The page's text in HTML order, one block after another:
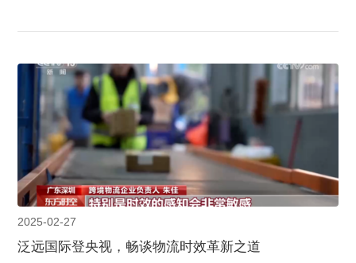
2025-02-27
泛远国际登央视，畅谈物流时效革新之道